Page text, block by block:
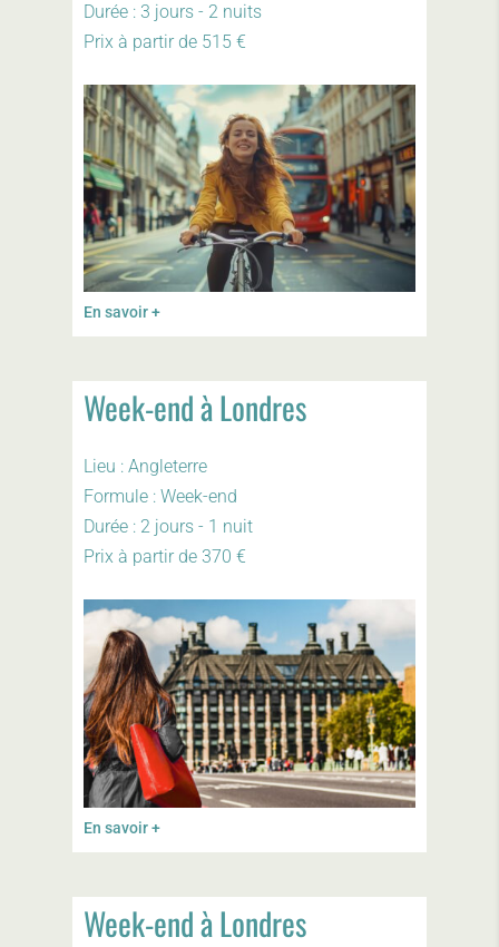
Durée : 3 jours - 2 nuits
Prix à partir de 515 €
En savoir +
Week-end à Londres
Lieu : Angleterre
Formule : Week-end
Durée : 2 jours - 1 nuit
Prix à partir de 370 €
En savoir +
Week-end à Londres